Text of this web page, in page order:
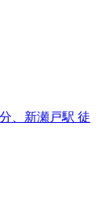
、新瀬戸駅 徒